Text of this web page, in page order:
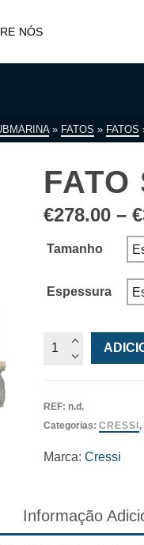
NÓS
» FATOS » FATOS
FATO
€278.00 – €
Tamanho
Espessura
Quantidade
REF:n.d.
Categorias:CRESSI ,
Marca: Cressi
Informação